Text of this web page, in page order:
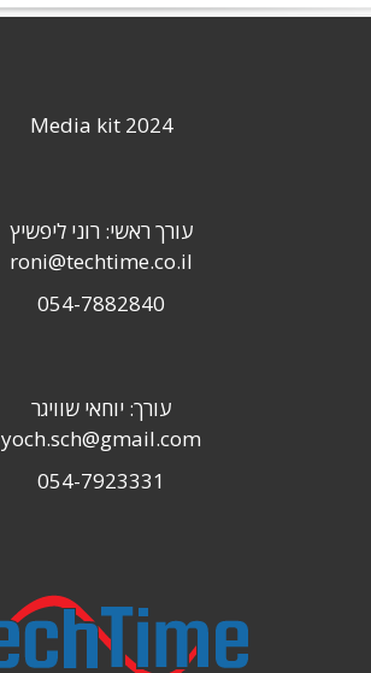
Media kit 2024
עורך ראשי: רוני ליפשיץ
roni@techtime.co.il
054-7882840
עורך: יוחאי שוויגר
yoch.sch@gmail.com
054-7923331